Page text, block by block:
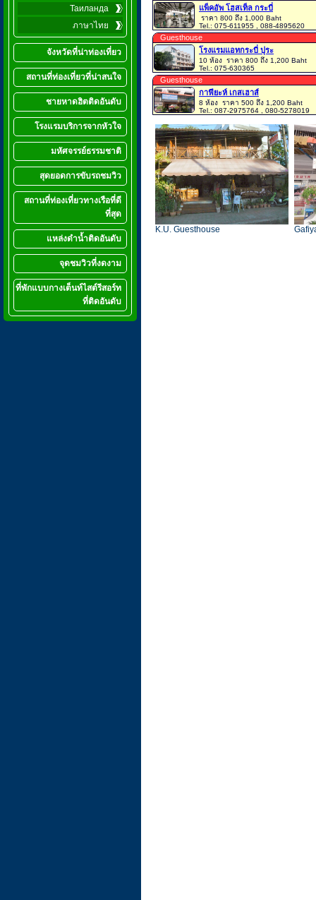
Таиланда
ภาษาไทย
จังหวัดที่น่าท่องเที่ยว
สถานที่ท่องเที่ยวที่น่าสนใจ
ชายหาดฮิตติดอันดับ
โรงแรมบริการจากหัวใจ
มหัศจรรย์ธรรมชาติ
สุดยอดการขับรถชมวิว
สถานที่ท่องเที่ยวทางเรือที่ดี
ที่สุด
แหล่งดำน้ำติดอันดับ
จุดชมวิวที่งดงาม
ที่พักแบบกางเต็นท์ไสต์รีสอร์ท
ที่ติดอันดับ
แพ็คอัพ โฮสเท็ล กระบี่
ราคา 800 ถึง 1,000 Baht
Tel.: 075-611955 , 088-4895620
Guesthouse
โรงแรมแอทกระบี่ ปุระ
10 ห้อง ราคา 800 ถึง 1,200 Baht
Tel.: 075-630365
Guesthouse
กาฟียะห์ เกสเฮาส์
8 ห้อง ราคา 500 ถึง 1,200 Baht
Tel.: 087-2975764 , 080-5278019
K.U. Guesthouse